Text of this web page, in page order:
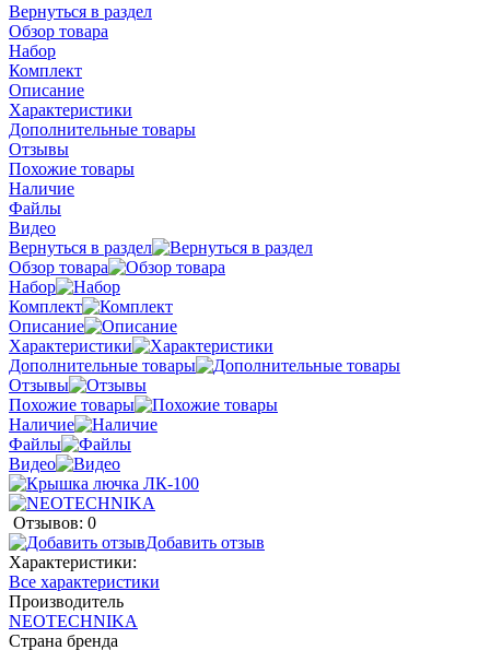
Вернуться в раздел
Обзор товара
Набор
Комплект
Описание
Характеристики
Дополнительные товары
Отзывы
Похожие товары
Наличие
Файлы
Видео
Вернуться в раздел
Обзор товара
Набор
Комплект
Описание
Характеристики
Дополнительные товары
Отзывы
Похожие товары
Наличие
Файлы
Видео
Отзывов: 0
Добавить отзыв
Характеристики:
Все характеристики
Производитель
NEOTECHNIKA
Страна бренда